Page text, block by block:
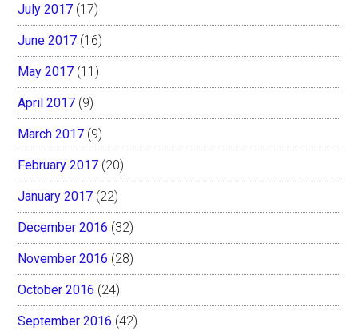
July 2017 (17)
June 2017 (16)
May 2017 (11)
April 2017 (9)
March 2017 (9)
February 2017 (20)
January 2017 (22)
December 2016 (32)
November 2016 (28)
October 2016 (24)
September 2016 (42)